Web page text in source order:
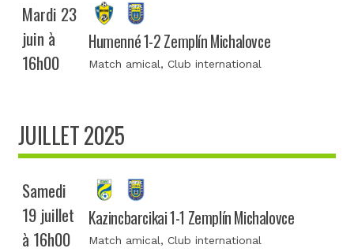
Mardi 23
juin à
16h00
Humenné 1-2 Zemplín Michalovce
Match amical, Club international
JUILLET 2025
Samedi
19 juillet
à 16h00
Kazincbarcikai 1-1 Zemplín Michalovce
Match amical, Club international